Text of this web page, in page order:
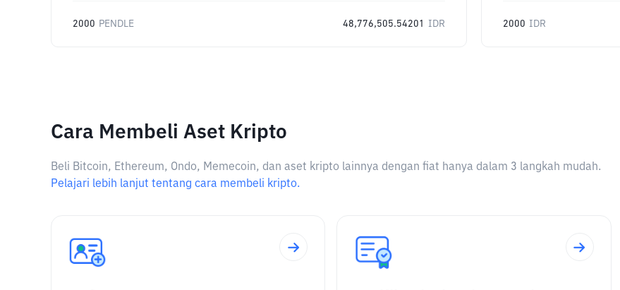
2000 PENDLE 48,776,505.54201 IDR 2000 IDR
Cara Membeli Aset Kripto
Beli Bitcoin, Ethereum, Ondo, Memecoin, dan aset kripto lainnya dengan fiat hanya dalam 3 langkah mudah.
Pelajari lebih lanjut tentang cara membeli kripto.